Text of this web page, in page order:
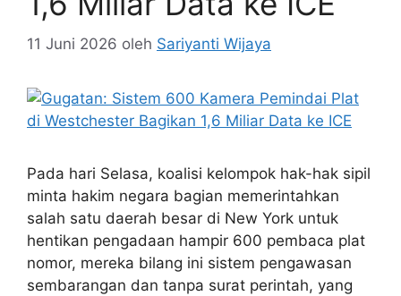
11 Juni 2026 oleh Sariyanti Wijaya
Pada hari Selasa, koalisi kelompok hak-hak sipil
minta hakim negara bagian memerintahkan
salah satu daerah besar di New York untuk
hentikan pengadaan hampir 600 pembaca plat
nomor, mereka bilang ini sistem pengawasan
sembarangan dan tanpa surat perintah, yang